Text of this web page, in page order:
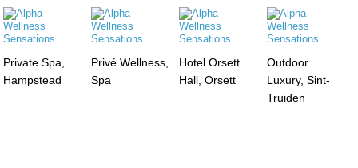
Private Spa,
Hampstead
Privé Wellness,
Spa
Hotel Orsett
Hall, Orsett
Outdoor
Luxury, Sint-
Truiden